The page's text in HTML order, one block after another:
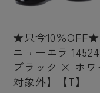
★只今10％OFF★
ニューエラ
ブラック × ホワ
対象外】【T】